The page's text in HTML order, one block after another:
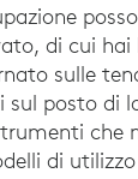
di cui hai
sulle
posto di
che
di utilizzo